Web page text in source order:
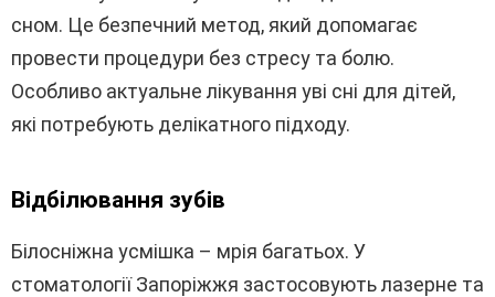
сном. Це безпечний метод, який допомагає
провести процедури без стресу та болю.
Особливо актуальне лікування уві сні для дітей,
які потребують делікатного підходу.
Відбілювання зубів
Білосніжна усмішка – мрія багатьох. У
стоматології Запоріжжя застосовують лазерне та